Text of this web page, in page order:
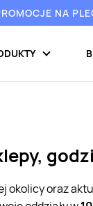
NA
okolicy oraz